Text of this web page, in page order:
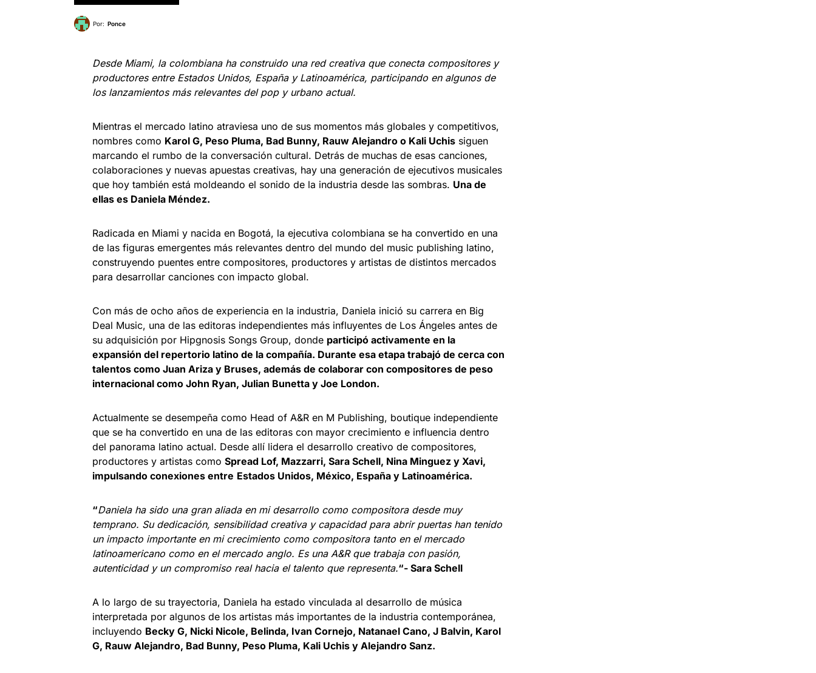
Por: Ponce
Desde Miami, la colombiana ha construido una red creativa que conecta compositores y
productores entre Estados Unidos, España y Latinoamérica, participando en algunos de
los lanzamientos más relevantes del pop y urbano actual.
Mientras el mercado latino atraviesa uno de sus momentos más globales y competitivos,
nombres como Karol G, Peso Pluma, Bad Bunny, Rauw Alejandro o Kali Uchis siguen
marcando el rumbo de la conversación cultural. Detrás de muchas de esas canciones,
colaboraciones y nuevas apuestas creativas, hay una generación de ejecutivos musicales
que hoy también está moldeando el sonido de la industria desde las sombras. Una de
ellas es Daniela Méndez.
Radicada en Miami y nacida en Bogotá, la ejecutiva colombiana se ha convertido en una
de las figuras emergentes más relevantes dentro del mundo del music publishing latino,
construyendo puentes entre compositores, productores y artistas de distintos mercados
para desarrollar canciones con impacto global.
Con más de ocho años de experiencia en la industria, Daniela inició su carrera en Big
Deal Music, una de las editoras independientes más influyentes de Los Ángeles antes de
su adquisición por Hipgnosis Songs Group, donde participó activamente en la
expansión del repertorio latino de la compañía. Durante esa etapa trabajó de cerca con
talentos como Juan Ariza y Bruses, además de colaborar con compositores de peso
internacional como John Ryan, Julian Bunetta y Joe London.
Actualmente se desempeña como Head of A&R en M Publishing, boutique independiente
que se ha convertido en una de las editoras con mayor crecimiento e influencia dentro
del panorama latino actual. Desde allí lidera el desarrollo creativo de compositores,
productores y artistas como Spread Lof, Mazzarri, Sara Schell, Nina Minguez y Xavi,
impulsando conexiones entre Estados Unidos, México, España y Latinoamérica.
“Daniela ha sido una gran aliada en mi desarrollo como compositora desde muy
temprano. Su dedicación, sensibilidad creativa y capacidad para abrir puertas han tenido
un impacto importante en mi crecimiento como compositora tanto en el mercado
latinoamericano como en el mercado anglo. Es una A&R que trabaja con pasión,
autenticidad y un compromiso real hacia el talento que representa.“- Sara Schell
A lo largo de su trayectoria, Daniela ha estado vinculada al desarrollo de música
interpretada por algunos de los artistas más importantes de la industria contemporánea,
incluyendo Becky G, Nicki Nicole, Belinda, Ivan Cornejo, Natanael Cano, J Balvin, Karol
G, Rauw Alejandro, Bad Bunny, Peso Pluma, Kali Uchis y Alejandro Sanz.